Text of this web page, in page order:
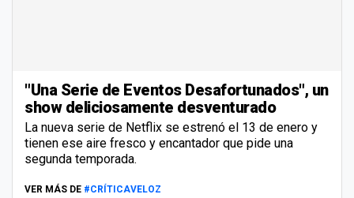
"Una Serie de Eventos Desafortunados", un
show deliciosamente desventurado
La nueva serie de Netflix se estrenó el 13 de enero y
tienen ese aire fresco y encantador que pide una
segunda temporada.
VER MÁS DE #CRÍTICAVELOZ